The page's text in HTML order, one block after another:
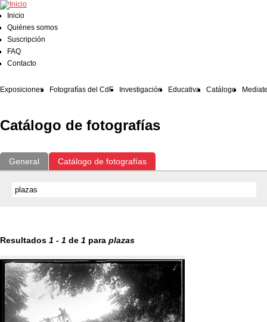
Inicio
Quiénes somos
Suscripción
FAQ
Contacto
Catálogo de fotografías
General Catálogo de fotografías
Resultados 1 - 1 de 1 para plazas
Exposiciones Fotografías del CdF Investigación Educativa Catálogo